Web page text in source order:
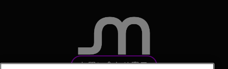
お問い合わせ窓口